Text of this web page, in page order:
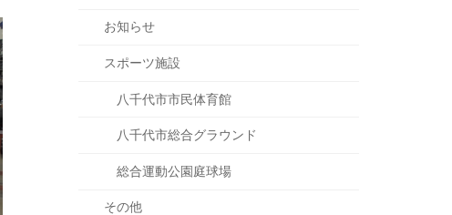
お知らせ
スポーツ施設
八千代市市民体育館
八千代市総合グラウンド
総合運動公園庭球場
その他